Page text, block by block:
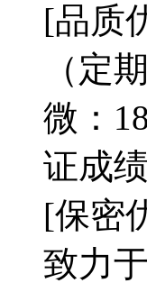
[品质
（定
微：
证成绩
[保密
致力